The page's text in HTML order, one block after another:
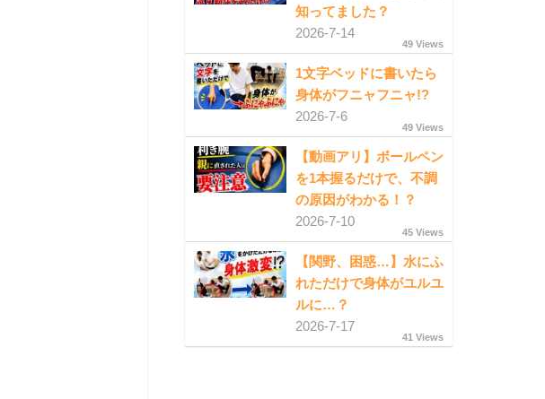
知ってました？
2026-7-14
49 Views
1文字ベッドに書いたら
身体がフニャフニャ!?
2026-7-6
49 Views
【動画アリ】ボールペン
を1本握るだけで、不調
の原因がわかる！？
2026-7-10
45 Views
【関野、困惑…】水にふ
れただけで身体がユルユ
ルに…？
2026-7-17
41 Views